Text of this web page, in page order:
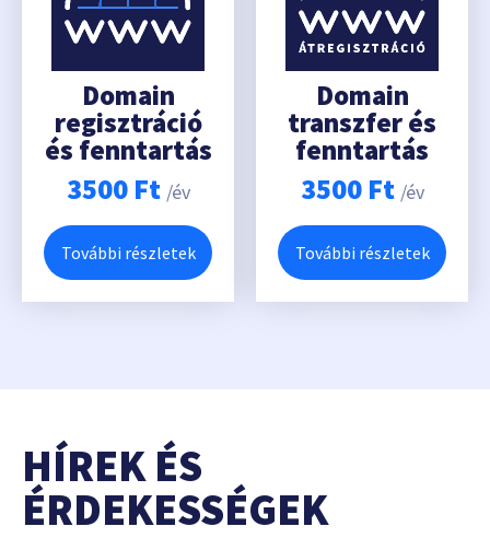
Domain
regisztráció
és fenntartás
3500 Ft /év
További részletek
Domain
transzfer és
fenntartás
3500 Ft /év
További részletek
HÍREK ÉS
ÉRDEKESSÉGEK